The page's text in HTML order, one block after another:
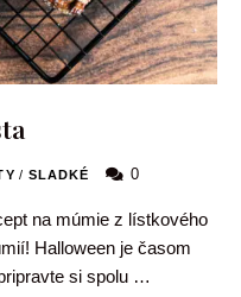
/ SLADKÉ 0
na múmie z lístkového
Halloween je časom
si spolu …